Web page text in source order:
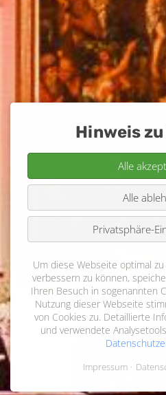
Hinweis
Alle
Alle
Privatsphäre-
Um diese Webseite optimal
verbessern zu können,
Ihren Besuch in sogenannten
Nutzung dieser Webseite
von Cookies zu. Detaillierte
und verwendete
Impressum